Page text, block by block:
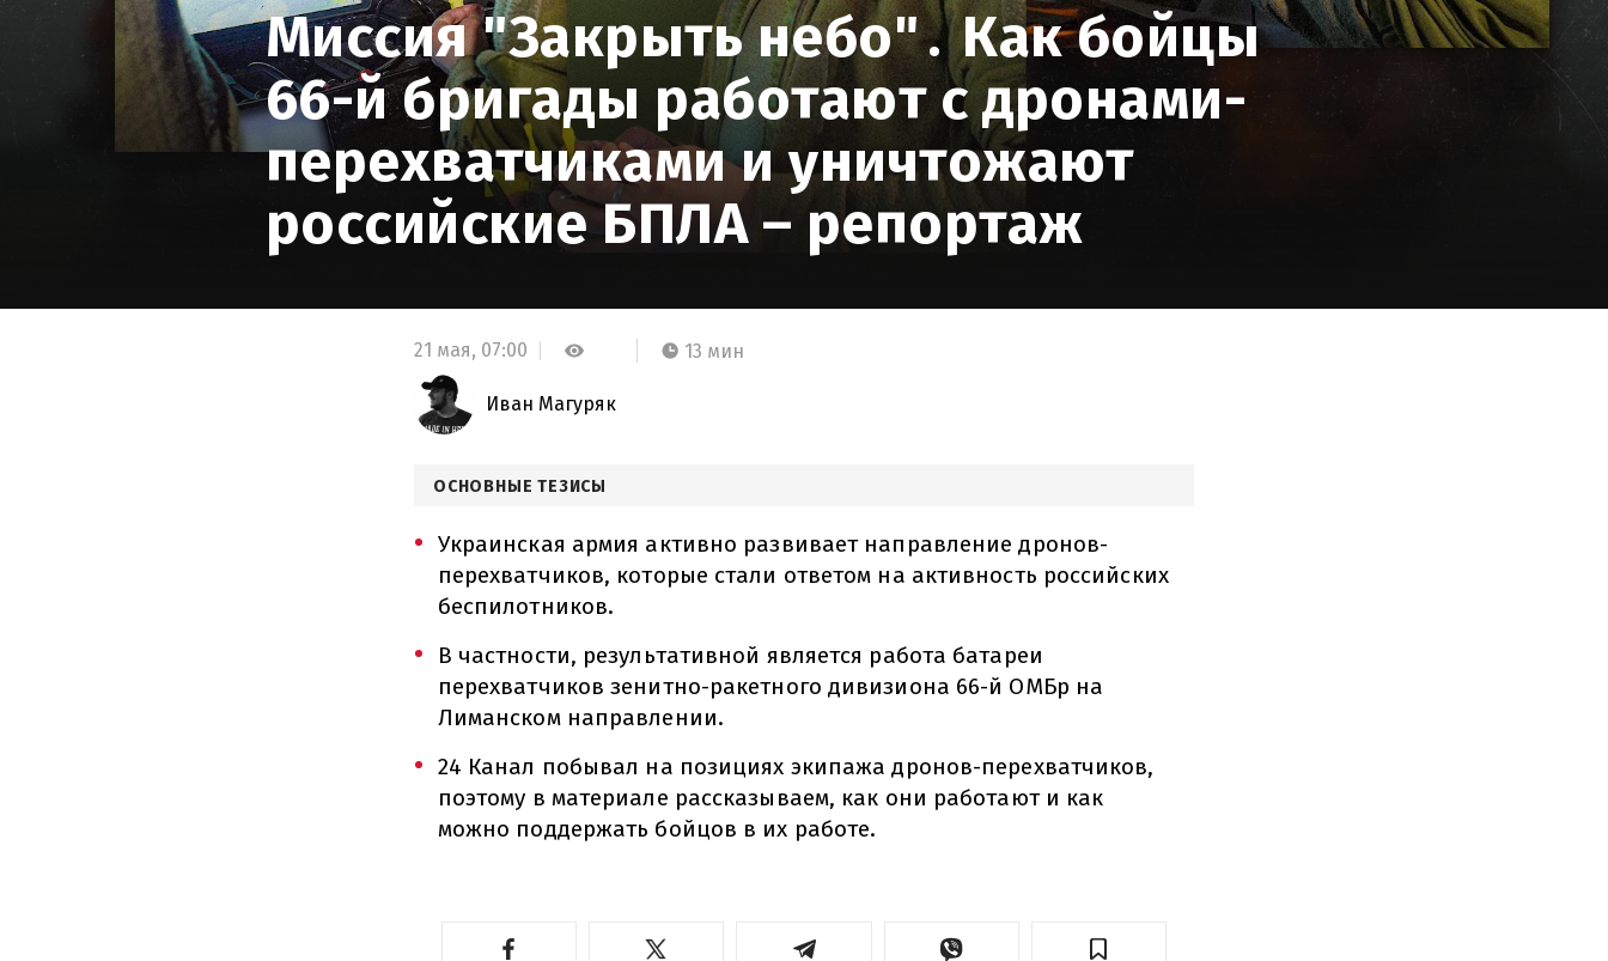
Миссия "Закрыть небо"․ Как бойцы
66-й бригады работают с дронами-
перехватчиками и уничтожают
российские БПЛА – репортаж
21 мая, 07:00 13 мин
Иван Магуряк
ОСНОВНЫЕ ТЕЗИСЫ
Украинская армия активно развивает направление дронов-
перехватчиков, которые стали ответом на активность российских
беспилотников.
В частности, результативной является работа батареи
перехватчиков зенитно-ракетного дивизиона 66-й ОМБр на
Лиманском направлении.
24 Канал побывал на позициях экипажа дронов-перехватчиков,
поэтому в материале рассказываем, как они работают и как
можно поддержать бойцов в их работе.
ПОРАЖЕНИЕ УСПЕШНОЕ: ЧТО
ЧУВСТВУЮТ БОЙЦЫ И КАКУЮ ЦЕЛЬ
СТАВЯТ СЕБЕ В РАБОТЕ?
КАК КАЖДЫЙ СЕЙЧАС МОЖЕТ
ПОМОЧЬ УНИЧТОЖАТЬ РОССИЙСКИЕ